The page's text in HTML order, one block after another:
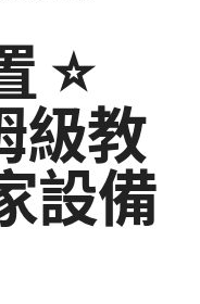
⭐
級教
設備